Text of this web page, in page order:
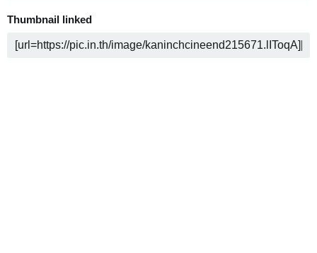
Thumbnail linked